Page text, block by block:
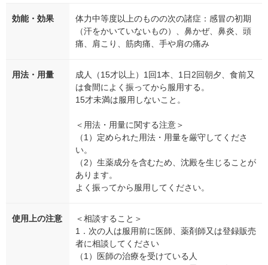
効能・効果
体力中等度以上のものの次の諸症：感冒の初期
（汗をかいていないもの）、鼻かぜ、鼻炎、頭
痛、肩こり、筋肉痛、手や肩の痛み
用法・用量
成人（15才以上）1回1本、1日2回朝夕、食前又
は食間によく振ってから服用する。
15才未満は服用しないこと。
＜用法・用量に関する注意＞
（1）定められた用法・用量を厳守してくださ
い。
（2）生薬成分を含むため、沈殿を生じることが
あります。
よく振ってから服用してください。
使用上の注意
＜相談すること＞
1．次の人は服用前に医師、薬剤師又は登録販売
者に相談してください
（1）医師の治療を受けている人